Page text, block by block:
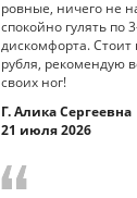
ровные, ничего не
спокойно гулять по
дискомфорта. Стоит
рубля, рекомендую
своих ног!
Г. Алика Сергеевна
21 июля 2026